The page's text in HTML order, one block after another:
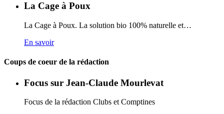
La Cage à Poux
La Cage à Poux. La solution bio 100% naturelle et…
En savoir
Coups de coeur de la rédaction
Focus sur Jean-Claude Mourlevat
Focus de la rédaction Clubs et Comptines